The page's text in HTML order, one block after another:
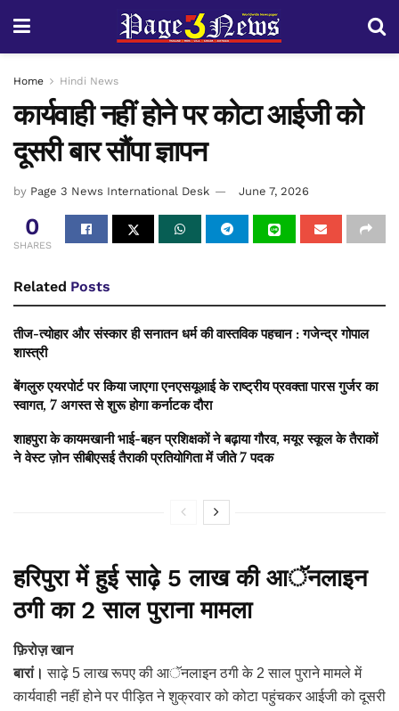
Home Hindi News
कार्यवाही नहीं होने पर कोटा आईजी को
दूसरी बार सौंपा ज्ञापन
by Page 3 News International Desk June 7, 2026
0
SHARES
Related Posts
तीज-त्योहार और संस्कार ही सनातन धर्म की वास्तविक पहचान : गजेन्द्र गोपाल
शास्त्री
बेंगलुरु एयरपोर्ट पर किया जाएगा एनएसयूआई के राष्ट्रीय प्रवक्ता पारस गुर्जर का
स्वागत, 7 अगस्त से शुरू होगा कर्नाटक दौरा
शाहपुरा के कायमखानी भाई-बहन प्रशिक्षकों ने बढ़ाया गौरव, मयूर स्कूल के तैराकों
ने वेस्ट ज़ोन सीबीएसई तैराकी प्रतियोगिता में जीते 7 पदक
हरिपुरा में हुई साढ़े 5 लाख की आॅनलाइन
ठगी का 2 साल पुराना मामला
फ़िरोज़ खान
बारां। साढ़े 5 लाख रूपए की आॅनलाइन ठगी के 2 साल पुराने मामले में
कार्यवाही नहीं होने पर पीड़ित ने शुक्रवार को कोटा पहुंचकर आईजी को दूसरी